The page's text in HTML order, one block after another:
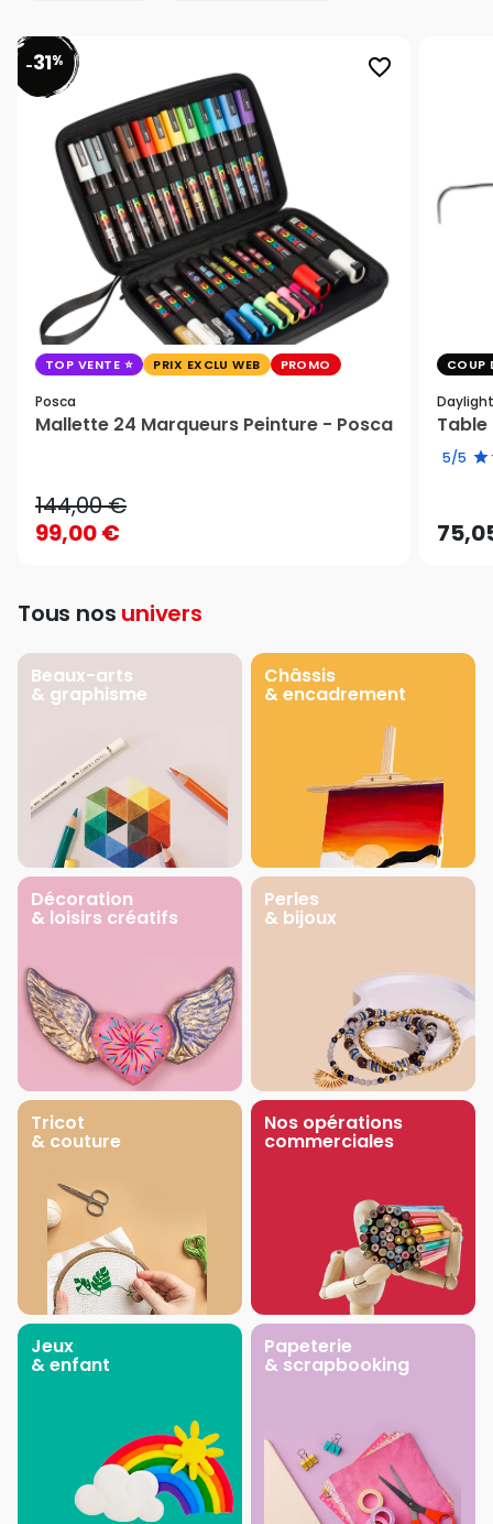
favorite_border
-31%
TOP VENTE PRIX EXCLU WEB PROMO
Posca
Mallette 24 Marqueurs Peinture - Posca
144,00 €
99,00 €
COUP
Daylight
Table
5/5
Tous nos univers
Beaux-arts
& graphisme
Châssis
& encadrement
Décoration
& loisirs créatifs
Perles
& bijoux
Tricot
& couture
Nos opérations
commerciales
Jeux
& enfant
Papeterie
& scrapbooking